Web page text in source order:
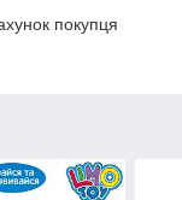
покупця